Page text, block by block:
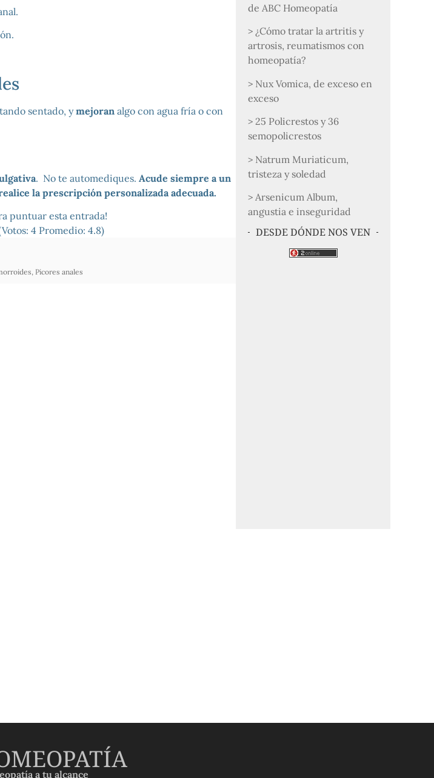
sentado, ymejoranalgo con agua fría o con
. No te automediques. Acude siempre a un
la prescripción personalizada adecuada.
puntuar esta entrada!
4 Promedio: 4.8)
, Picores anales
de ABC Homeopatía
> ¿Cómo tratar la artritis y
artrosis, reumatismos con
homeopatía?
> Nux Vomica, de exceso en
exceso
> 25 Policrestos y 36
semopolicrestos
> Natrum Muriaticum,
tristeza y soledad
> Arsenicum Album,
angustia e inseguridad
DESDE DÓNDE NOS VEN
a tu alcance